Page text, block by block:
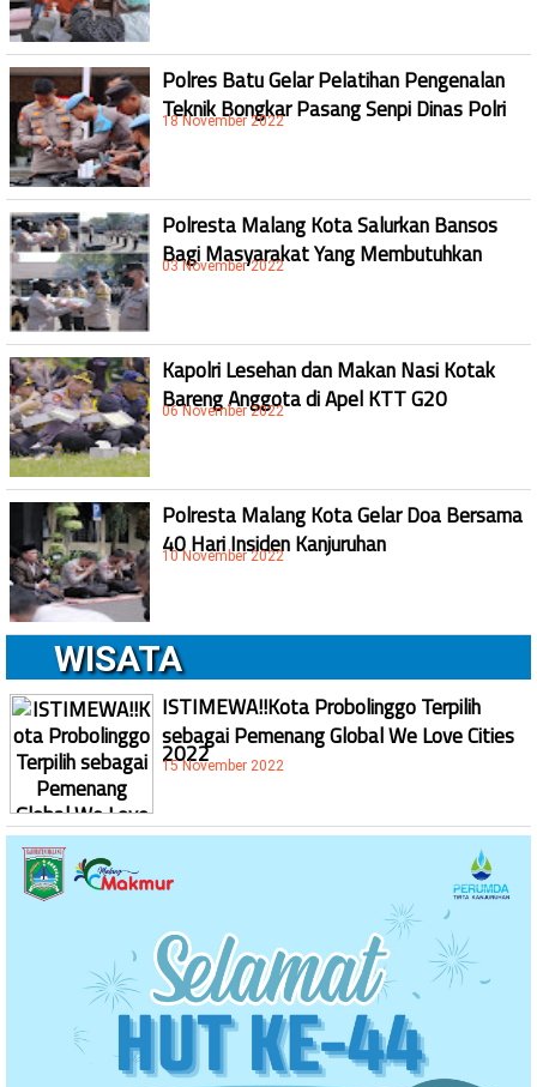
Polres Batu Gelar Pelatihan Pengenalan
Teknik Bongkar Pasang Senpi Dinas Polri
18 November 2022
Polresta Malang Kota Salurkan Bansos
Bagi Masyarakat Yang Membutuhkan
03 November 2022
Kapolri Lesehan dan Makan Nasi Kotak
Bareng Anggota di Apel KTT G20
06 November 2022
Polresta Malang Kota Gelar Doa Bersama
40 Hari Insiden Kanjuruhan
10 November 2022
WISATA
ISTIMEWA!!Kota Probolinggo Terpilih
sebagai Pemenang Global We Love Cities
2022
15 November 2022